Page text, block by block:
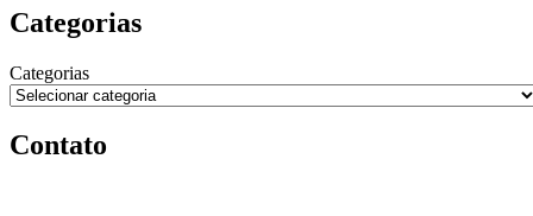
Categorias
Categorias
Contato